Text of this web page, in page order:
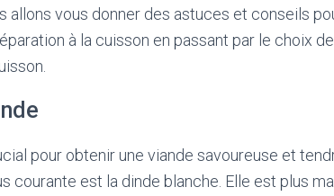
allons vous donner des astuces et conseils
à la cuisson en passant par le choix
pour obtenir une viande savoureuse et
courante est la dinde blanche. Elle est plus